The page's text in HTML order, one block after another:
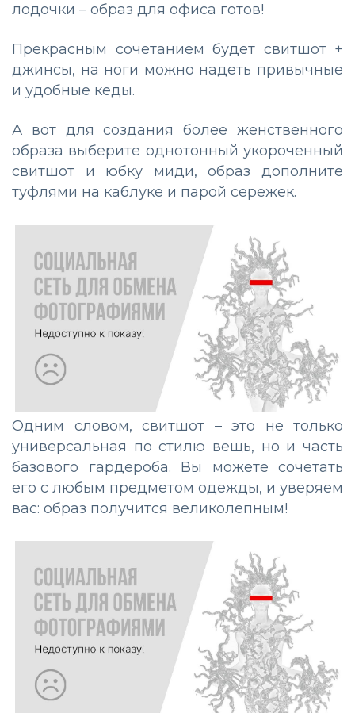
лодочки – образ для офиса готов!
Прекрасным сочетанием будет свитшот +
джинсы, на ноги можно надеть привычные
и удобные кеды.
А вот для создания более женственного
образа выберите однотонный укороченный
свитшот и юбку миди, образ дополните
туфлями на каблуке и парой сережек.
Одним словом, свитшот – это не только
универсальная по стилю вещь, но и часть
базового гардероба. Вы можете сочетать
его с любым предметом одежды, и уверяем
вас: образ получится великолепным!